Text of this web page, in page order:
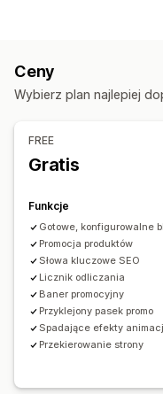
Pliki referencyjne
Zbiorczy import i eksport
Edytor metapól
Działania
Ceny
Wybierz plan najlepiej
FREE
Gratis
Funkcje
Gotowe, konfigurowalne
Promocja produktów
Słowa kluczowe SEO
Licznik odliczania
Baner promocyjny
Przyklejony pasek promo
Spadające efekty
Przekierowanie strony